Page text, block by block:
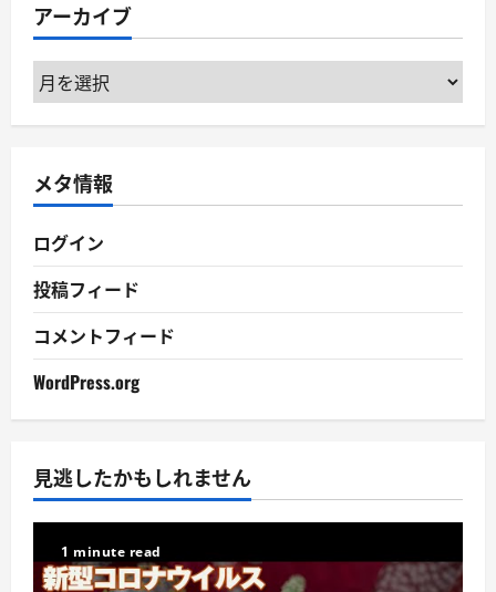
ー
アーカイブ
ア
ー
ブ
メタ情報
ログイン
投稿フィード
コメントフィード
WordPress.org
見逃したかもしれません
1 minute read